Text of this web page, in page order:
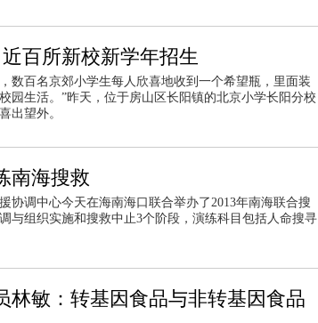
百所新校新学年招生
数百名京郊小学生每人欣喜地收到一个希望瓶，里面装
园生活。”昨天，位于房山区长阳镇的北京小学长阳分校
出望外。
南海搜救
协调中心今天在海南海口联合举办了2013年南海联合搜
与组织实施和搜救中止3个阶段，演练科目包括人命搜寻
林敏：转基因食品与非转基因食品